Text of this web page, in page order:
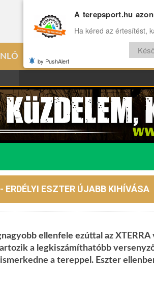
ENG
ÉLETMÓD
ESZTER ÚJABB KIHÍVÁSA
ellenfele ezúttal az XTERRA
a legkiszámíthatóbb
a tereppel. Eszter
A terepsport.hu
Ha kéred az értesítést,
by PushAlert